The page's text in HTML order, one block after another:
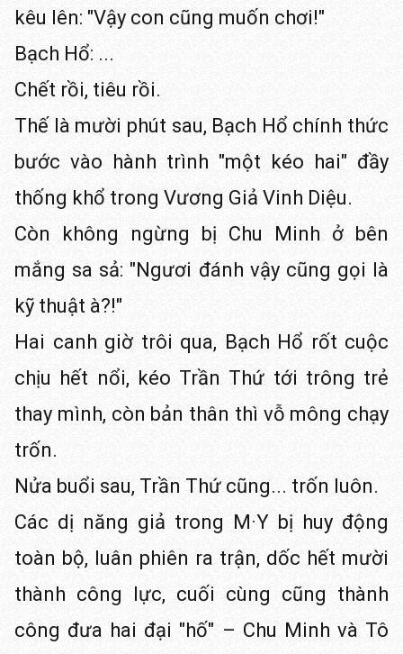
kêu lên: "Vậy con cũng muốn chơi!"
Bạch Hổ: ...
Chết rồi, tiêu rồi.
Thế là mười phút sau, Bạch Hổ chính thức
bước vào hành trình "một kéo hai" đầy
thống khổ trong Vương Giả Vinh Diệu.
Còn không ngừng bị Chu Minh ở bên
mắng sa sả: "Ngươi đánh vậy cũng gọi là
kỹ thuật à?!"
Hai canh giờ trôi qua, Bạch Hổ rốt cuộc
chịu hết nổi, kéo Trần Thứ tới trông trẻ
thay mình, còn bản thân thì vỗ mông chạy
trốn.
Nửa buổi sau, Trần Thứ cũng... trốn luôn.
Các dị năng giả trong M·Y bị huy động
toàn bộ, luân phiên ra trận, dốc hết mười
thành công lực, cuối cùng cũng thành
công đưa hai đại "hố" – Chu Minh và Tô